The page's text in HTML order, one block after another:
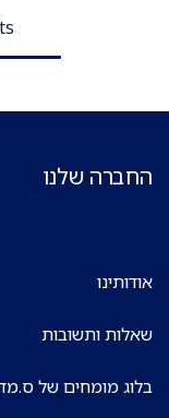
החברה שלנו
אודותינו
שאלות ותשובות
בלוג מומחים של